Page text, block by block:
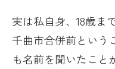
実は私自身、 18歳ま
千曲市合併前という
も名前を聞いたこと